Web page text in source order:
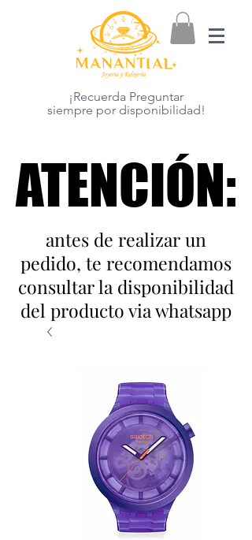
¡Recuerda Preguntar
siempre por disponibilidad!
ATENCIÓN:
ATENCIÓN:
antes de realizar un
pedido, te recomendamos
consultar la disponibilidad
del producto via whatsapp